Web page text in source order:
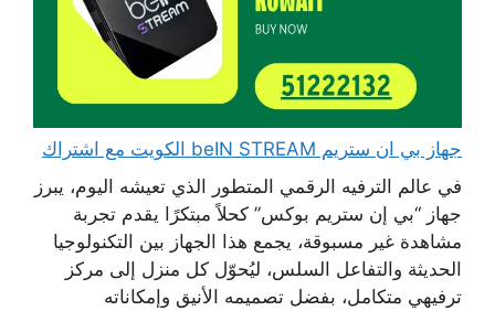
جهاز بي ان ستريم beIN STREAM الكويت مع اشتراك
في عالم الترفيه الرقمي المتطور الذي تعيشه اليوم، يبرز
جهاز “بي إن ستريم بوكس” كحلاً مبتكرًا يقدم تجربة
مشاهدة غير مسبوقة، يجمع هذا الجهاز بين التكنولوجيا
الحديثة والتفاعل السلس، ليُحوّل كل منزل إلى مركز
ترفيهي متكامل، بفضل تصميمه الأنيق وإمكاناته